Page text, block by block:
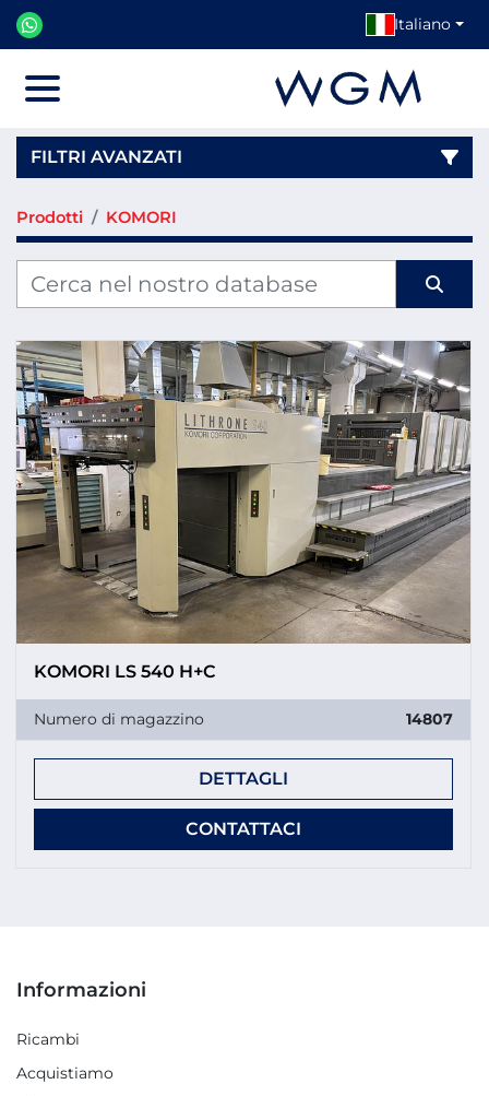
Italiano
FILTRI AVANZATI
Categoria
Produttore
Modello
Prodotti KOMORI
KOMORI LS 540 H+C
Numero di magazzino 14807
DETTAGLI
CONTATTACI
Informazioni
Ricambi
Acquistiamo